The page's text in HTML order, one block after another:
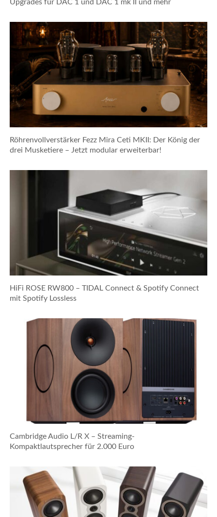
Upgrades für DAC 1 und DAC 1 mk II und mehr
Röhrenvollverstärker Fezz Mira Ceti MKII: Der König der
drei Musketiere – Jetzt modular erweiterbar!
HiFi ROSE RW800 – TIDAL Connect & Spotify Connect
mit Spotify Lossless
Cambridge Audio L/R X – Streaming-
Kompaktlautsprecher für 2.000 Euro